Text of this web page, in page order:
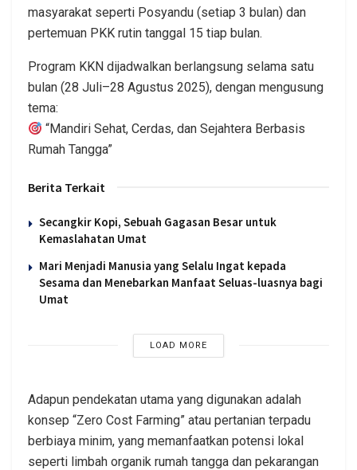
masyarakat seperti Posyandu (setiap 3 bulan) dan
pertemuan PKK rutin tanggal 15 tiap bulan.
Program KKN dijadwalkan berlangsung selama satu
bulan (28 Juli–28 Agustus 2025), dengan mengusung
tema:
“Mandiri Sehat, Cerdas, dan Sejahtera Berbasis
Rumah Tangga”
Berita Terkait
Secangkir Kopi, Sebuah Gagasan Besar untuk
Kemaslahatan Umat
Mari Menjadi Manusia yang Selalu Ingat kepada
Sesama dan Menebarkan Manfaat Seluas-luasnya bagi
Umat
LOAD MORE
Adapun pendekatan utama yang digunakan adalah
konsep “Zero Cost Farming” atau pertanian terpadu
berbiaya minim, yang memanfaatkan potensi lokal
seperti limbah organik rumah tangga dan pekarangan